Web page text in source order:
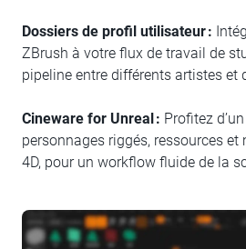
Dossiers de profil utilisateur :
ZBrush à votre flux de travail de
pipeline entre différents artistes et
Cineware for Unreal : Profitez
personnages riggés, ressources et
4D, pour un workflow fluide de la